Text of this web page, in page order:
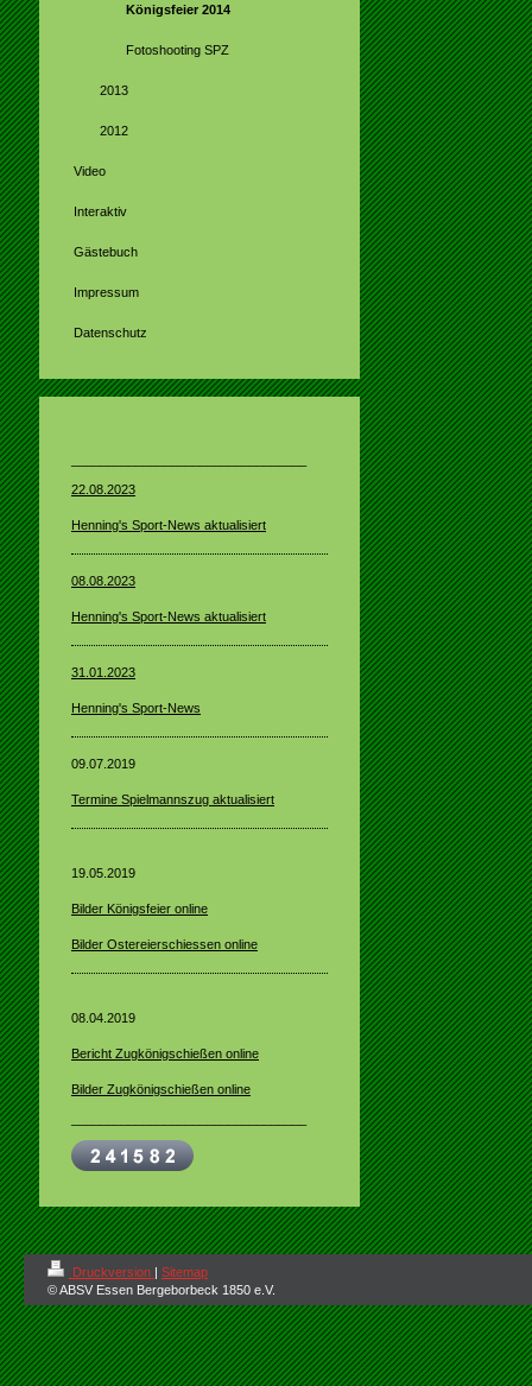
Königsfeier 2014
Fotoshooting SPZ
2013
2012
Video
Interaktiv
Gästebuch
Impressum
Datenschutz
22.08.2023
Henning's Sport-News aktualisiert
08.08.2023
Henning's Sport-News aktualisiert
31.01.2023
Henning's Sport-News
09.07.2019
Termine Spielmannszug aktualisiert
19.05.2019
Bilder Königsfeier online
Bilder Ostereierschiessen online
08.04.2019
Bericht Zugkönigschießen online
Bilder Zugkönigschießen online
Druckversion | Sitemap
© ABSV Essen Bergeborbeck 1850 e.V.